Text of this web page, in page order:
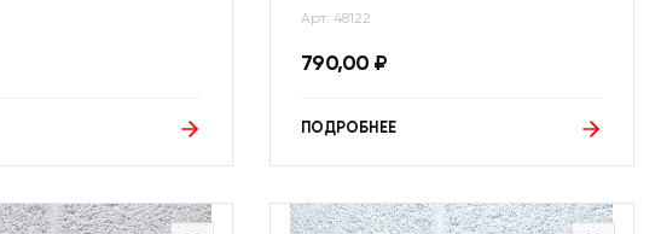
Арт: 48122
790,00 ₽
ПОДРОБНЕЕ